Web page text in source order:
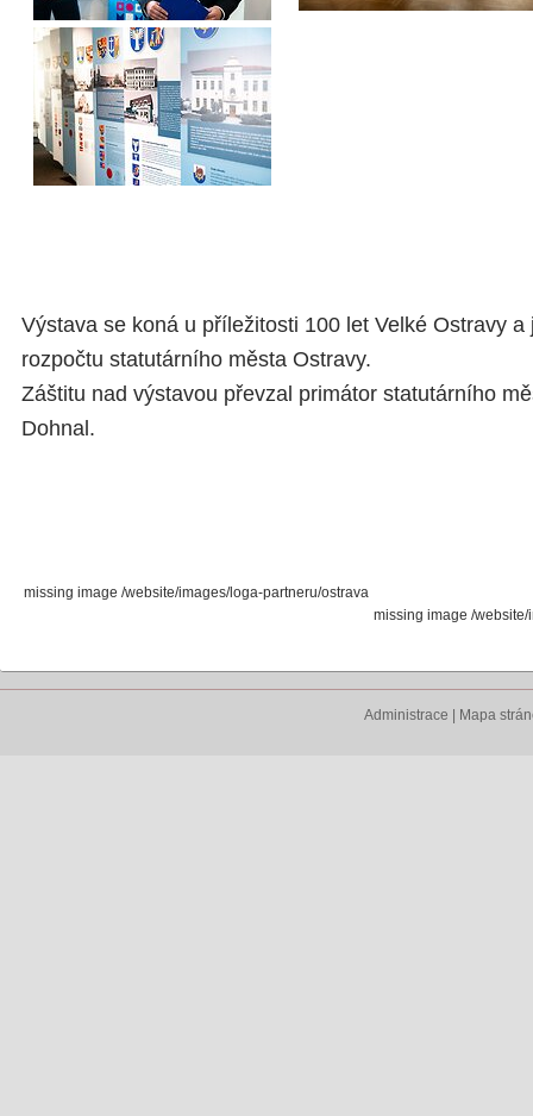
Výstava se koná u příležitosti 100 let Velké Ostravy
rozpočtu statutárního města Ostravy.
Záštitu nad výstavou převzal primátor statutárního
Dohnal.
missing image /website/images/loga-partneru/ostrava
missing image /
Administrace Mapa